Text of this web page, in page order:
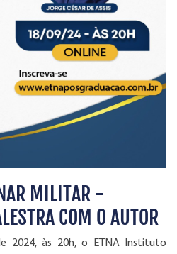
MILITAR -
COM O AUTOR
2024, às 20h, o ETNA Instituto